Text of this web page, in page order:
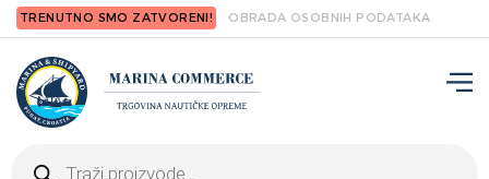
TRENUTNO SMO ZATVORENI! OBRADA OSOBNIH PODATAKA
search